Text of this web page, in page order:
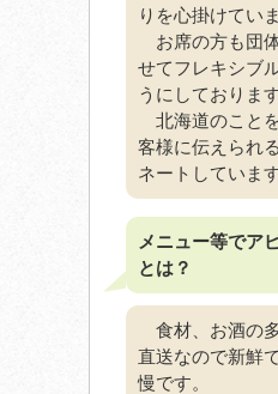
りを心掛けていま
お席の方も団
せてフレキシブ
うにしております
北海道のこと
客様に伝えられ
ネートしています
メニュー等でア
とは？
食材、お酒の
直送なので新鮮
慢です。